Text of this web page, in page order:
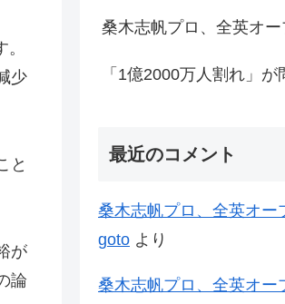
少
と
が
論
桑木志帆プロ、全英オー
「1億2000万人割れ」
最近のコメント
桑木志帆プロ、全英オー
goto より
桑木志帆プロ、全英オー